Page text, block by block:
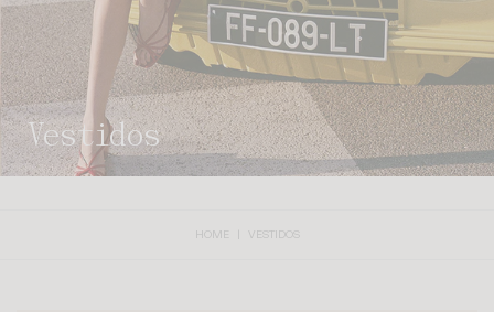
vestidos
HOME VESTIDOS